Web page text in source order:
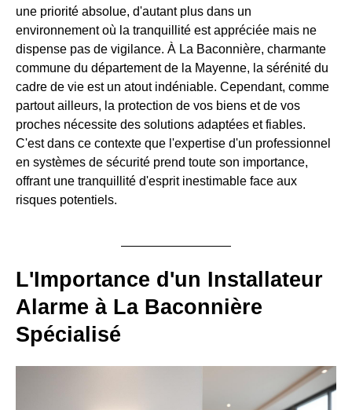
une priorité absolue, d'autant plus dans un
environnement où la tranquillité est appréciée mais ne
dispense pas de vigilance. À La Baconnière, charmante
commune du département de la Mayenne, la sérénité du
cadre de vie est un atout indéniable. Cependant, comme
partout ailleurs, la protection de vos biens et de vos
proches nécessite des solutions adaptées et fiables.
C'est dans ce contexte que l'expertise d'un professionnel
en systèmes de sécurité prend toute son importance,
offrant une tranquillité d'esprit inestimable face aux
risques potentiels.
L'Importance d'un Installateur
Alarme à La Baconnière
Spécialisé